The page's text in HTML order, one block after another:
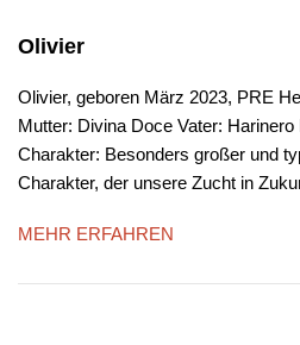
Olivier
Olivier, geboren März 2023, PRE
Mutter: Divina Doce Vater:
Charakter: Besonders großer und
Charakter, der unsere Zucht in
MEHR ERFAHREN